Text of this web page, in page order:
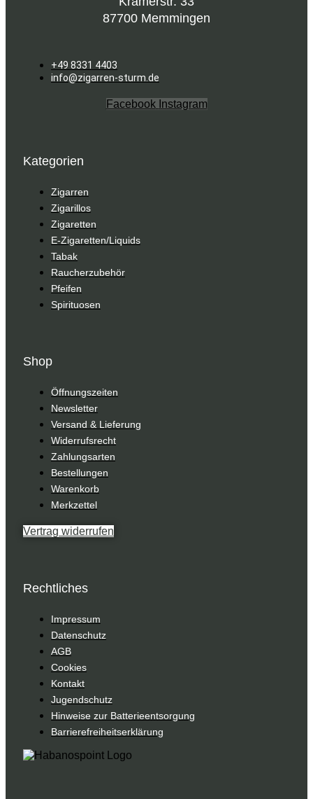
87700 Memmingen
+49 8331 4403
info@zigarren-sturm.de
Facebook Instagram
Kategorien
Zigarren
Zigarillos
Zigaretten
E-Zigaretten/Liquids
Tabak
Raucherzubehör
Pfeifen
Spirituosen
Shop
Öffnungszeiten
Newsletter
Versand & Lieferung
Widerrufsrecht
Zahlungsarten
Bestellungen
Warenkorb
Merkzettel
Vertrag widerrufen
Rechtliches
Impressum
Datenschutz
AGB
Cookies
Kontakt
Jugendschutz
Hinweise zur Batterieentsorgung
Barrierefreiheitserklärung